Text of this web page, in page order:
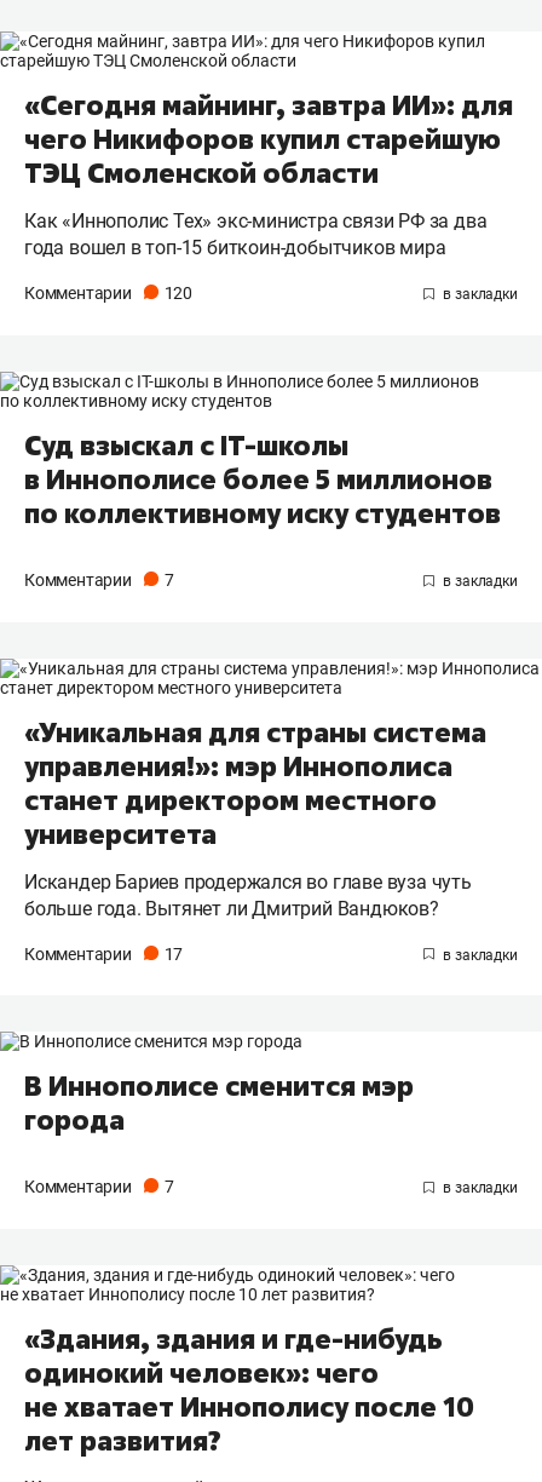
«Сегодня майнинг, завтра ИИ»: для
чего Никифоров купил старейшую
ТЭЦ Смоленской области
Как «Иннополис Тех» экс-министра связи РФ за два
года вошел в топ-15 биткоин-добытчиков мира
Комментарии 120
Суд взыскал с IT-школы
в Иннополисе более 5 миллионов
по коллективному иску студентов
Комментарии 7
«Уникальная для страны система
управления!»: мэр Иннополиса
станет директором местного
университета
Искандер Бариев продержался во главе вуза чуть
больше года. Вытянет ли Дмитрий Вандюков?
Комментарии 17
В Иннополисе сменится мэр
города
Комментарии 7
«Здания, здания и где-нибудь
одинокий человек»: чего
не хватает Иннополису после 10
лет развития?